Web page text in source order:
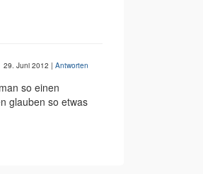
29. Juni 2012 | Antworten
so einen
glauben so etwas